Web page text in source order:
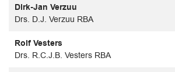
Dirk-Jan Verzuu
Drs. D.J. Verzuu RBA
Rolf Vesters
Drs. R.C.J.B. Vesters RBA